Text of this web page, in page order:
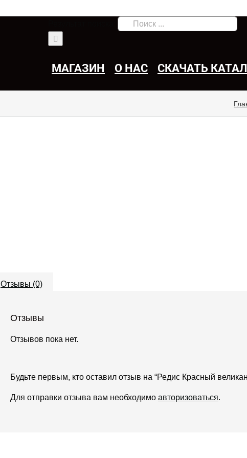
МАГАЗИН О НАС СКАЧАТЬ
Отзывы (0)
Отзывы
Отзывов пока нет.
Будьте первым, кто оставил отзыв на “Редис Красный
Для отправки отзыва вам необходимоавторизоваться.